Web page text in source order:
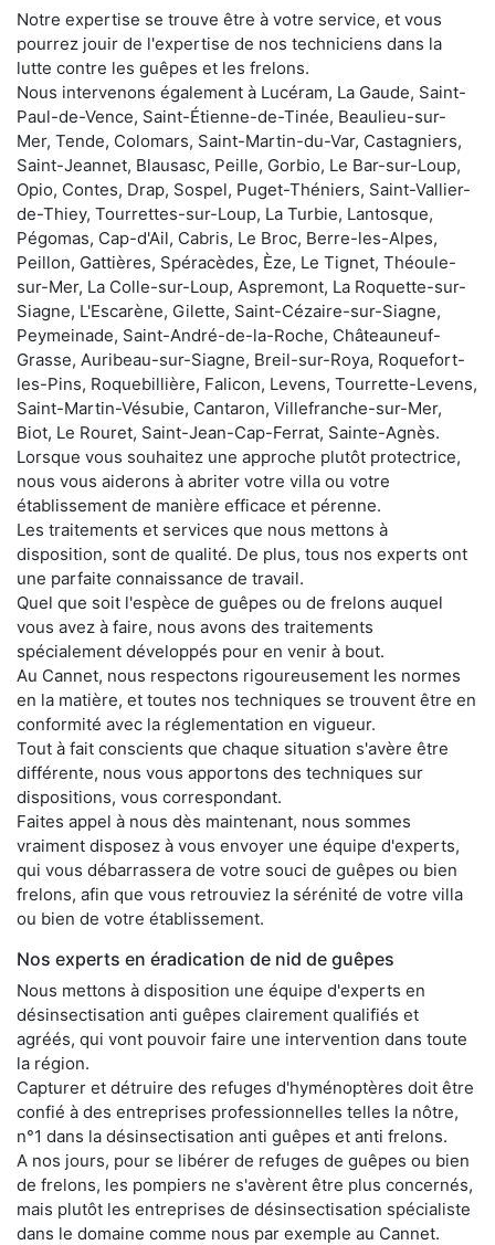
Notre expertise se trouve être à votre service, et vous
pourrez jouir de l'expertise de nos techniciens dans la
lutte contre les guêpes et les frelons.
Nous intervenons également à Lucéram, La Gaude, Saint-
Paul-de-Vence, Saint-Étienne-de-Tinée, Beaulieu-sur-
Mer, Tende, Colomars, Saint-Martin-du-Var, Castagniers,
Saint-Jeannet, Blausasc, Peille, Gorbio, Le Bar-sur-Loup,
Opio, Contes, Drap, Sospel, Puget-Théniers, Saint-Vallier-
de-Thiey, Tourrettes-sur-Loup, La Turbie, Lantosque,
Pégomas, Cap-d'Ail, Cabris, Le Broc, Berre-les-Alpes,
Peillon, Gattières, Spéracèdes, Èze, Le Tignet, Théoule-
sur-Mer, La Colle-sur-Loup, Aspremont, La Roquette-sur-
Siagne, L'Escarène, Gilette, Saint-Cézaire-sur-Siagne,
Peymeinade, Saint-André-de-la-Roche, Châteauneuf-
Grasse, Auribeau-sur-Siagne, Breil-sur-Roya, Roquefort-
les-Pins, Roquebillière, Falicon, Levens, Tourrette-Levens,
Saint-Martin-Vésubie, Cantaron, Villefranche-sur-Mer,
Biot, Le Rouret, Saint-Jean-Cap-Ferrat, Sainte-Agnès.
Lorsque vous souhaitez une approche plutôt protectrice,
nous vous aiderons à abriter votre villa ou votre
établissement de manière efficace et pérenne.
Les traitements et services que nous mettons à
disposition, sont de qualité. De plus, tous nos experts ont
une parfaite connaissance de travail.
Quel que soit l'espèce de guêpes ou de frelons auquel
vous avez à faire, nous avons des traitements
spécialement développés pour en venir à bout.
Au Cannet, nous respectons rigoureusement les normes
en la matière, et toutes nos techniques se trouvent être en
conformité avec la réglementation en vigueur.
Tout à fait conscients que chaque situation s'avère être
différente, nous vous apportons des techniques sur
dispositions, vous correspondant.
Faites appel à nous dès maintenant, nous sommes
vraiment disposez à vous envoyer une équipe d'experts,
qui vous débarrassera de votre souci de guêpes ou bien
frelons, afin que vous retrouviez la sérénité de votre villa
ou bien de votre établissement.
Nos experts en éradication de nid de guêpes
Nous mettons à disposition une équipe d'experts en
désinsectisation anti guêpes clairement qualifiés et
agréés, qui vont pouvoir faire une intervention dans toute
la région.
Capturer et détruire des refuges d'hyménoptères doit être
confié à des entreprises professionnelles telles la nôtre,
n°1 dans la désinsectisation anti guêpes et anti frelons.
A nos jours, pour se libérer de refuges de guêpes ou bien
de frelons, les pompiers ne s'avèrent être plus concernés,
mais plutôt les entreprises de désinsectisation spécialiste
dans le domaine comme nous par exemple au Cannet.